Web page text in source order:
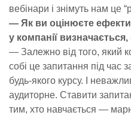
вебінари і знімуть нам це
— Як ви оцінюєте
у компанії
— Залежно від того, який
собі це запитання під час
будь-якого курсу. І
аудиторне. Ставити
тим, хто навчається —